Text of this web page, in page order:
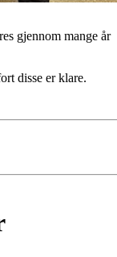
gjennom mange år
disse er klare.